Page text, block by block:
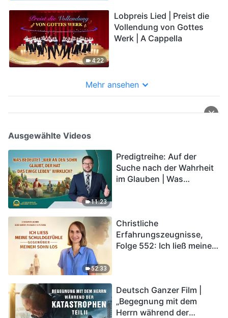
4:22
Lobpreis Lied | Preist die
Vollendung von Gottes
Werk | A Cappella
Mehr ansehen
Ausgewählte Videos
11:23
Predigtreihe: Auf der
Suche nach der Wahrheit
im Glauben | Was
52:33
Christliche
Erfahrungszeugnisse,
Folge 552: Ich ließ meine
Deutsch Ganzer Film |
„Begegnung mit dem
Herrn während der